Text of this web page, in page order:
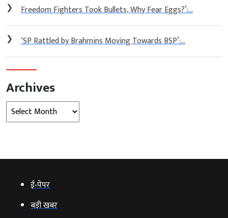
❯ Freedom Fighters Took Bullets, Why Fear Eggs?’:...
❯ ‘SP Rattled by Brahmins Moving Towards BSP’:...
Archives
Archives
ई‑पेपर
बड़ी खबर